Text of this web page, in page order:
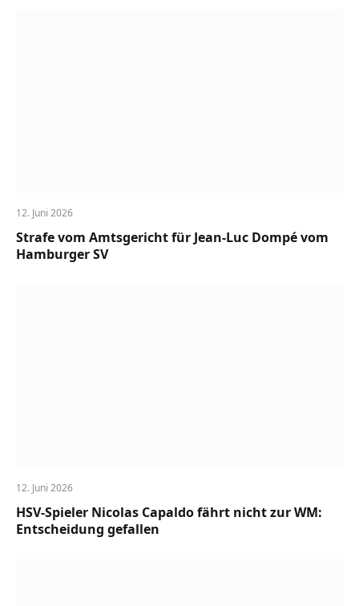
12. Juni 2026
Strafe vom Amtsgericht für Jean-Luc Dompé vom
Hamburger SV
12. Juni 2026
HSV-Spieler Nicolas Capaldo fährt nicht zur WM:
Entscheidung gefallen